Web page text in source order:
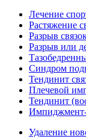
Лечение
Растяжение
Разрыв
Разрыв или
Синдром
Тендинит
Плечевой
Тендинит
Импиджмент-
Удаление